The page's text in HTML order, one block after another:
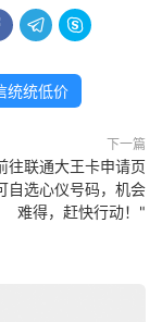
 
统统低价
下一篇
往联通大王卡申请页
自选心仪号码，机会
难得，赶快行动！"